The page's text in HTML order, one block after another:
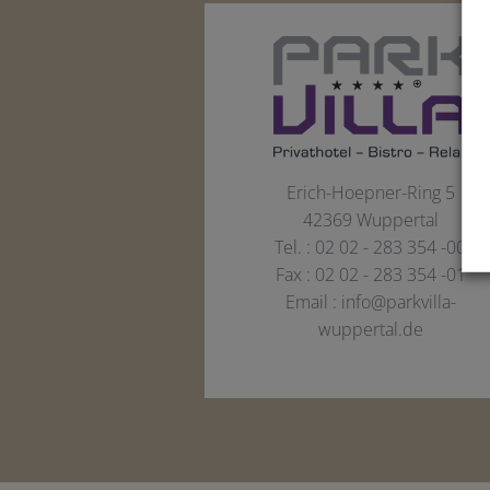
Erich-Hoepner-Ring 5
42369 Wuppertal
Tel. : 02 02 - 283 354 -00
Fax : 02 02 - 283 354 -01
Email : info@parkvilla-
wuppertal.de